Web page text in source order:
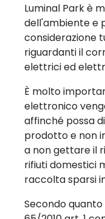
Luminal Park è
dell'ambiente e
considerazione
riguardanti il
elettrici ed
È molto
elettronico
affinché possa
prodotto e non
a non gettare il
rifiuti domestici
raccolta sparsi
Secondo